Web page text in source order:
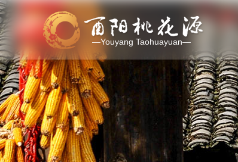
—Youyang Taohuayuan—